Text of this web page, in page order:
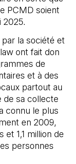
PCMD soient
2025.
la société et
ont fait don
de
et à des
partout au
de sa collecte
connu le plus
en 2009,
et 1,1 million de
personnes